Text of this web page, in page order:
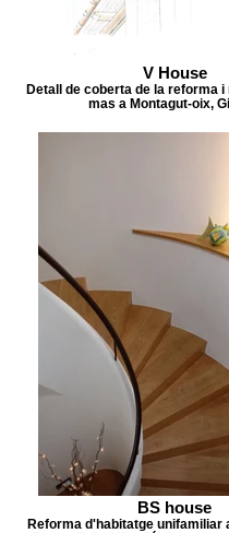
V House
Detall de coberta de la reforma
mas a Montagut-oix,
BS house
Reforma d'habitatge unifamiliar